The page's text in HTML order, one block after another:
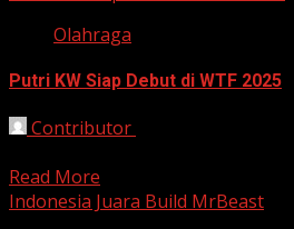
Olahraga
Putri KW Siap Debut di WTF 2025
Contributor
Read More
Indonesia Juara Build MrBeast